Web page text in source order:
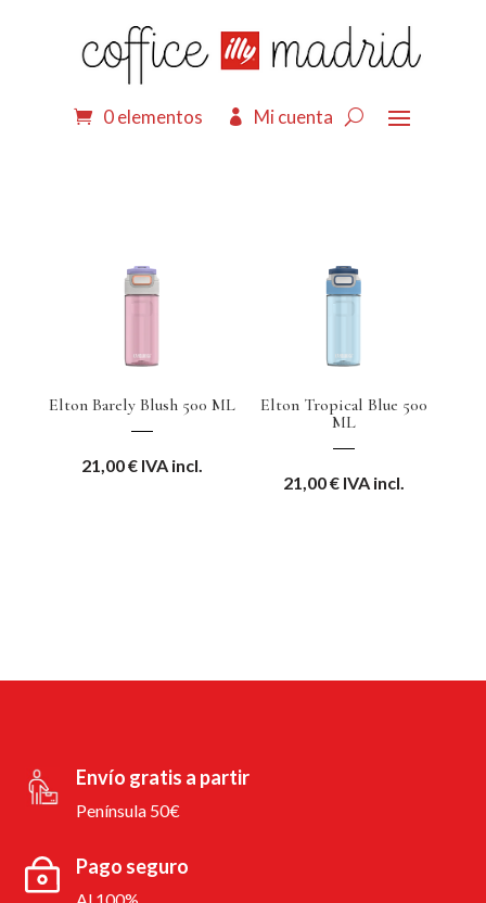
0 elementos Mi cuenta
Elton Barely Blush 500 ML
21,00€ IVA incl.
Elton Tropical Blue 500
ML
21,00€ IVA incl.
Envío gratis a partir
Península 50€
Pago seguro